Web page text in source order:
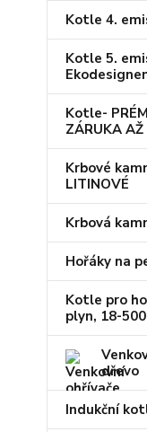
Kotle 4.
Kotle 5.
Kotle-
ZÁRUKA
Krbové
LITINOVÉ
Krbová
Hořáky na
Kotle pro
plyn, 18-
dřevo
Indukční